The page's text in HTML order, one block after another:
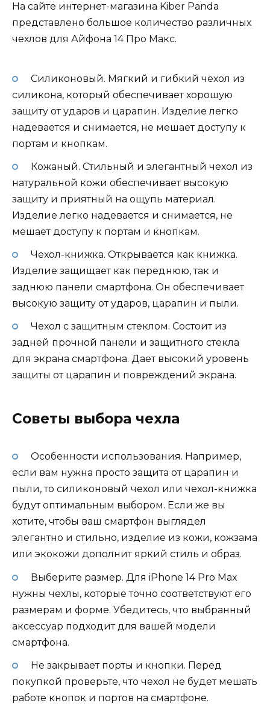
На сайте интернет-магазина Kiber Panda
представлено большое количество различных
чехлов для Айфона 14 Про Макс.
Силиконовый. Мягкий и гибкий чехол из
силикона, который обеспечивает хорошую
защиту от ударов и царапин. Изделие легко
надевается и снимается, не мешает доступу к
портам и кнопкам.
Кожаный. Стильный и элегантный чехол из
натуральной кожи обеспечивает высокую
защиту и приятный на ощупь материал.
Изделие легко надевается и снимается, не
мешает доступу к портам и кнопкам.
Чехол-книжка. Открывается как книжка.
Изделие защищает как переднюю, так и
заднюю панели смартфона. Он обеспечивает
высокую защиту от ударов, царапин и пыли.
Чехол с защитным стеклом. Состоит из
задней прочной панели и защитного стекла
для экрана смартфона. Дает высокий уровень
защиты от царапин и повреждений экрана.
Советы выбора чехла
Особенности использования. Например,
если вам нужна просто защита от царапин и
пыли, то силиконовый чехол или чехол-книжка
будут оптимальным выбором. Если же вы
хотите, чтобы ваш смартфон выглядел
элегантно и стильно, изделие из кожи, кожзама
или экокожи дополнит яркий стиль и образ.
Выберите размер. Для iPhone 14 Pro Max
нужны чехлы, которые точно соответствуют его
размерам и форме. Убедитесь, что выбранный
аксессуар подходит для вашей модели
смартфона.
Не закрывает порты и кнопки. Перед
покупкой проверьте, что чехол не будет мешать
работе кнопок и портов на смартфоне.